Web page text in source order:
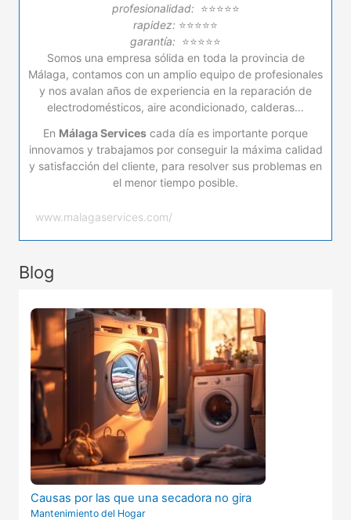
profesionalidad: ⭐⭐⭐⭐⭐
rapidez: ⭐⭐⭐⭐⭐
garantía: ⭐⭐⭐⭐⭐
Somos una empresa sólida en toda la provincia de
Málaga, contamos con un amplio equipo de profesionales
y nos avalan años de experiencia en la reparación de
electrodomésticos, aire acondicionado, calderas…
En Málaga Services cada día es importante porque
innovamos y trabajamos por conseguir la máxima calidad
y satisfacción del cliente, para resolver sus problemas en
el menor tiempo posible.
www.malagaservices.com/
Blog
Causas por las que una secadora no gira
Mantenimiento del Hogar